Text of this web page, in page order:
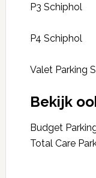
P3 Schiphol
P4 Schiphol
Valet Parking
Bekijk
Budget
Total Care